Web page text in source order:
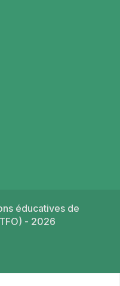
tab.
tab.
in a new tab.
open in a new tab.
will open in a new tab.
tab.
éducatives de
- 2026